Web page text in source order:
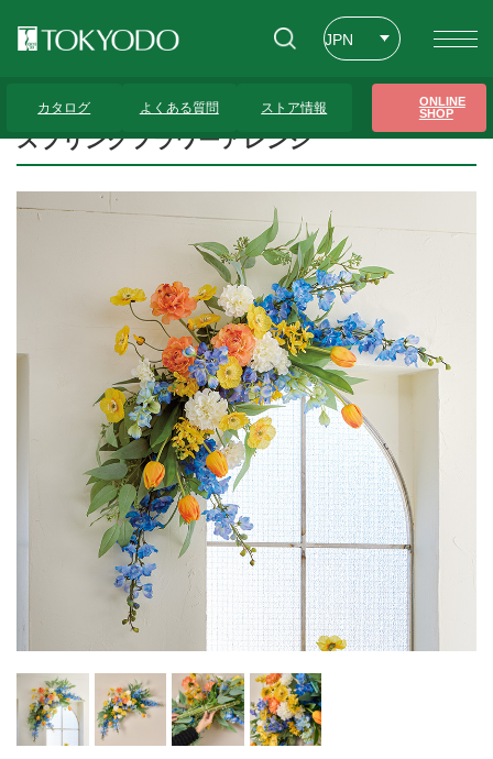
JPN
カタログ よくある質問 ストア情報
ONLINE
SHOP
スプリングフラワーアレンジ
スプリングフラワーアレンジ